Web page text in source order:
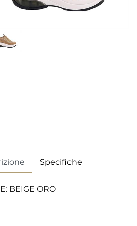
Specifiche
BEIGE ORO